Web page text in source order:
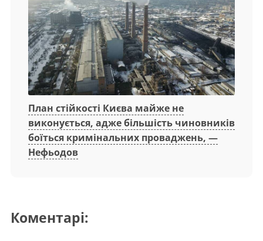
План стійкості Києва майже не
виконується, адже більшість чиновників
боїться кримінальних проваджень, —
Нефьодов
Коментарі: